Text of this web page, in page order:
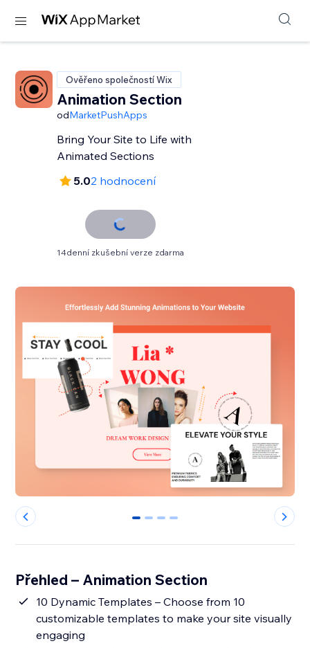
Ověřeno společností Wix
Animation Section
odMarketPushApps
Bring Your Site to Life with
Animated Sections
5.02 hodnocení
14denní zkušební verze zdarma
0 1 2 3
Přehled – Animation Section
10 Dynamic Templates – Choose from 10
customizable templates to make your site visually
engaging